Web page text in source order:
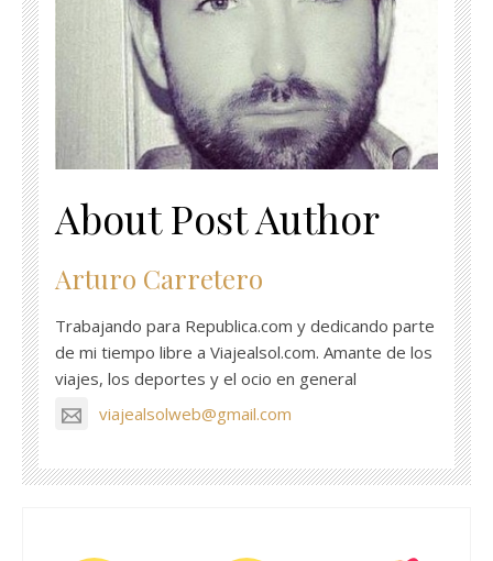
About Post Author
Arturo Carretero
Trabajando para Republica.com y dedicando parte
de mi tiempo libre a Viajealsol.com. Amante de los
viajes, los deportes y el ocio en general
viajealsolweb@gmail.com